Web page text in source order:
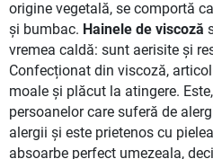
origine vegetală, se comportă
și bumbac. Hainele de viscoză
vremea caldă: sunt aerisite și
Confecționat din viscoză,
moale și plăcut la atingere.
persoanelor care suferă de
alergii și este prietenos cu
absoarbe perfect umezeala,